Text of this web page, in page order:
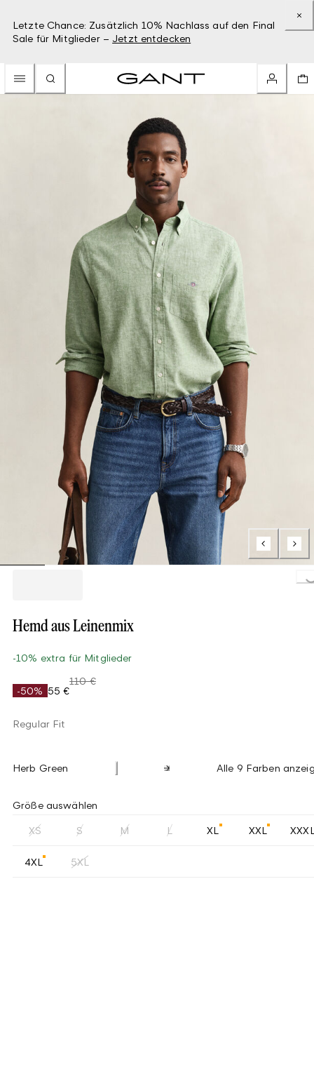
Letzte Chance: Zusätzlich 10% Nachlass auf den Final
Sale für Mitglieder – Jetzt entdecken
Hemd aus Leinenmix
-10% extra für Mitglieder
-50% 55 €
110 €
Regular Fit
Herb Green Alle 9 Farben
Größe auswählen
XS S M L XL XXL
4XL 5XL